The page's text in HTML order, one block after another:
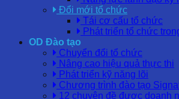
Đổi mới tổ chức
Tái cơ cấu tổ chức
Phát triển tổ chức
OD Đào tạo
Chuyển đổi tổ chức
Nâng cao hiệu quả thực thi
Phát triển kỹ năng lõi
Chương trình đào tạo
12 chuyên đề được doanh